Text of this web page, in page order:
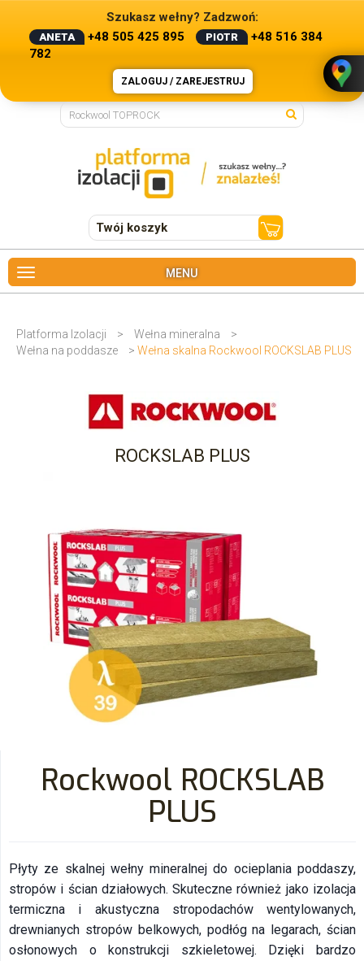
Szukasz wełny? Zadzwoń:
ANETA +48 505 425 895 PIOTR
+48 516 384
782
ZALOGUJ / ZAREJESTRUJ
Twój koszyk
MENU
Platforma Izolacji > Wełna mineralna
>
Wełna na poddasze
> Wełna skalna Rockwool ROCKSLAB PLUS
ROCKSLAB PLUS
Rockwool ROCKSLAB
PLUS
Płyty ze skalnej wełny mineralnej do ocieplania poddaszy,
stropów i ścian działowych. Skuteczne również jako izolacja
termiczna i akustyczna stropodachów wentylowanych,
drewnianych stropów belkowych, podłóg na legarach, ścian
osłonowych o konstrukcji szkieletowej. Dzięki bardzo